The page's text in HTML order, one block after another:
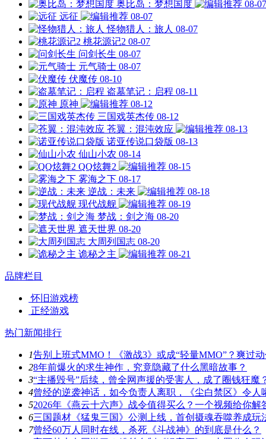
奥比岛：梦想国度
08-07
远征
08-07
怪物猎人：旅人 08-07
桃花源记2 08-07
问剑长生 08-07
元气骑士 08-07
伏魔传 08-10
盗墓笔记：启程 08-11
原神
08-12
三国戏英杰传 08-12
苍翼：混沌效应
08-13
诺亚传说口袋版 08-13
仙山小农 08-14
QQ炫舞2
08-15
雾海之下 08-17
逆战：未来
08-18
现代战舰
08-19
梦战：剑之海 08-20
遮天世界 08-20
大周列国志 08-20
诡秘之主
08-21
品牌栏目
怀旧游戏榜
正经游戏
热门新闻排行
1告别上班式MMO！《激战3》或成“轻量MMO”？爽过
28年前爆火的求生神作，究竟隐藏了什么黑暗故事？
3“主播毁号”后续，曾全网声援的受害人，成了圈钱狂魔
4曾经的逆袭神话，如今负责人离职，《尘白禁区》令人
52026年《燕云十六声》战令值得买么？一个视频给你解
6三国题材《猛鬼三国》公测上线，首创摄魂吞噬养成玩
7曾经60万人同时在线，杀死《斗战神》的到底是什么？